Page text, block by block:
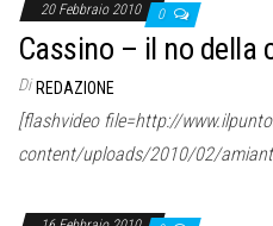
20 Febbraio 2010 0
Cassino – il no della
Di REDAZIONE
[flashvideo file=http://
content/uploads/2010/02/